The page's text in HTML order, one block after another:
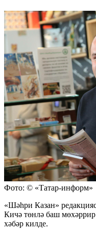
Фото: © «Татар-информ»
«Шәһри Казан»
Кичә төнлә баш
хәбәр килде.